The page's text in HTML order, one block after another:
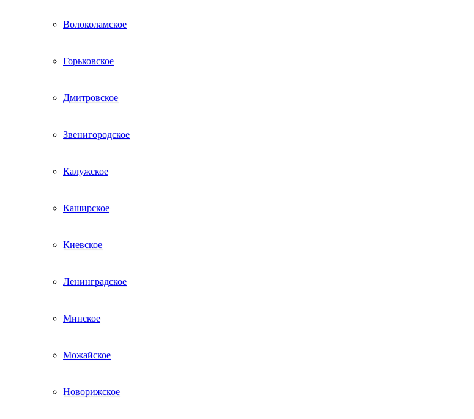
Волоколамское
Горьковское
Дмитровское
Звенигородское
Калужское
Каширское
Киевское
Ленинградское
Минское
Можайское
Новорижское